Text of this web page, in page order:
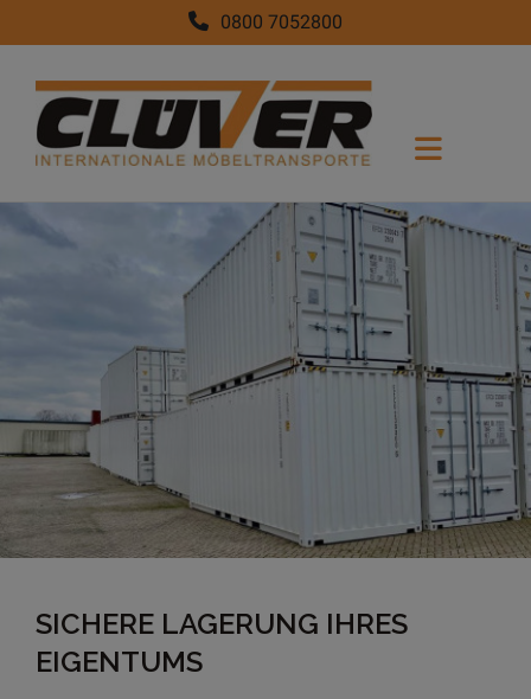
0800 7052800
SICHERE LAGERUNG IHRES
EIGENTUMS